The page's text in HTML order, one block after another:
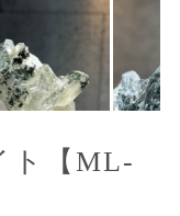
ト【ML-